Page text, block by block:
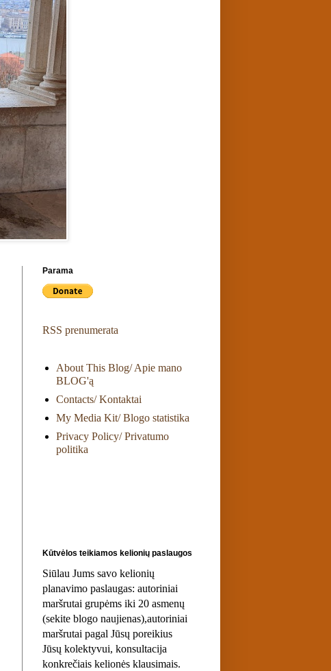
Parama
RSS prenumerata
About This Blog/ Apie mano
BLOG'ą
Contacts/ Kontaktai
My Media Kit/ Blogo statistika
Privacy Policy/ Privatumo
politika
Kūtvėlos teikiamos kelionių paslaugos
Siūlau Jums savo kelionių
planavimo paslaugas: autoriniai
maršrutai grupėms iki 20 asmenų
(sekite blogo naujienas),autoriniai
maršrutai pagal Jūsų poreikius
Jūsų kolektyvui, konsultacija
konkrečiais kelionės klausimais.